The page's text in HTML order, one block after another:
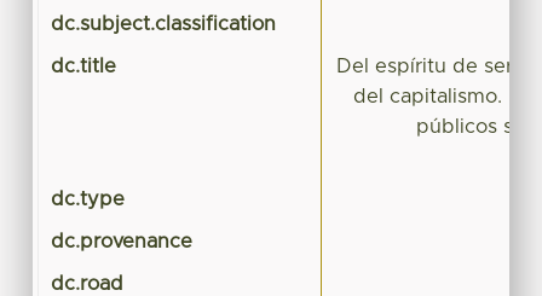
dc.subject.classification
dc.title
Del espíritu de
del capitalismo.
públicos se
dc.type
dc.provenance
dc.road